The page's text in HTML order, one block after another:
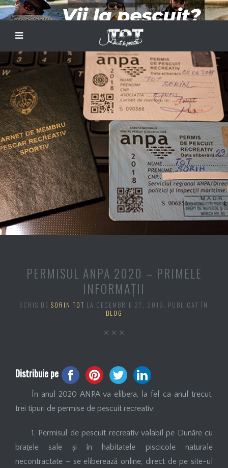
PERMISUL ANPA 2020 – PRIMELE
INFORMAŢII
SCRIS DE SORIN TOT LA DECEMBRIE 27, 2019
. PUBLICAT ÎN
BLOG
Distribuie pe
În anul 2020 ANPA va elibera, la fel ca anul trecut,
trei tipuri de permise de pescuit recreativ:
1. Permisul de pescuit recreativ valabil pe Dunăre cu
braţele sale și în habitatele piscicole naturale
necontractate – se eliberează online, direct de pe site-ul